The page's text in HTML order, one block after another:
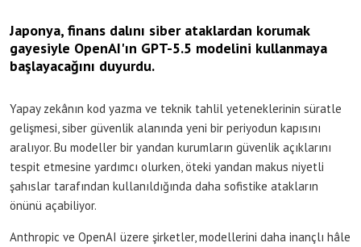
Japonya, finans dalını siber ataklardan korumak
gayesiyle OpenAI'ın GPT-5.5 modelini kullanmaya
başlayacağını duyurdu.
Yapay zekânın kod yazma ve teknik tahlil yeteneklerinin süratle
gelişmesi, siber güvenlik alanında yeni bir periyodun kapısını
aralıyor. Bu modeller bir yandan kurumların güvenlik açıklarını
tespit etmesine yardımcı olurken, öteki yandan makus niyetli
şahıslar tarafından kullanıldığında daha sofistike atakların
önünü açabiliyor.
Anthropic ve OpenAI üzere şirketler, modellerini daha inançlı hâle